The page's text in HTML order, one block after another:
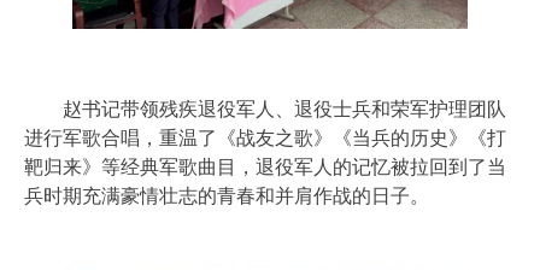
赵书记带领残疾退役军人、退役士兵和荣军护理团队
进行军歌合唱，重温了《战友之歌》《当兵的历史》《打
靶归来》等经典军歌曲目，退役军人的记忆被拉回到了当
兵时期充满豪情壮志的青春和并肩作战的日子。